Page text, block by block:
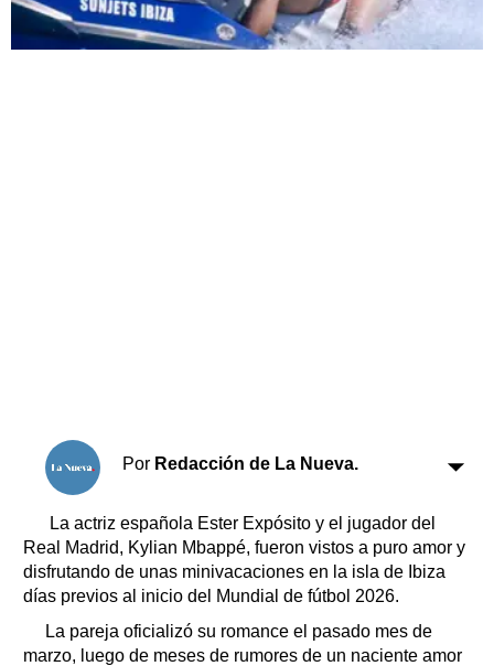
Fúnebres
Clasificados
Por Redacción de La Nueva.
La actriz española Ester Expósito y el jugador del
Real Madrid, Kylian Mbappé, fueron vistos a puro amor y
disfrutando de unas minivacaciones en la isla de Ibiza
días previos al inicio del Mundial de fútbol 2026.
La pareja oficializó su romance el pasado mes de
marzo, luego de meses de rumores de un naciente amor